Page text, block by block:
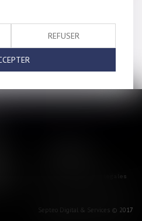
:
avocat.fr
Mentions légales
Septeo Digital & Services © 2017
REFUSER